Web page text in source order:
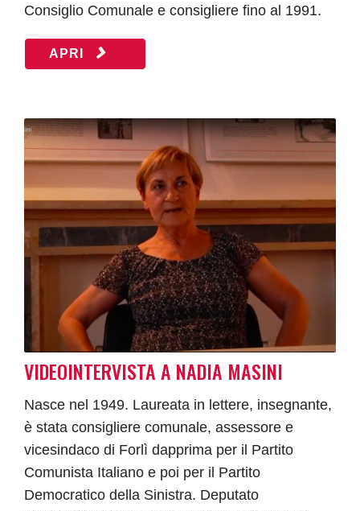
Consiglio Comunale e consigliere fino al 1991.
APRI
VIDEOINTERVISTA A NADIA MASINI
Nasce nel 1949. Laureata in lettere, insegnante,
è stata consigliere comunale, assessore e
vicesindaco di Forlì dapprima per il Partito
Comunista Italiano e poi per il Partito
Democratico della Sinistra. Deputato